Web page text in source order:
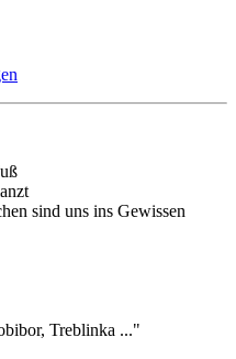
sind uns ins Gewissen
Treblinka ..."